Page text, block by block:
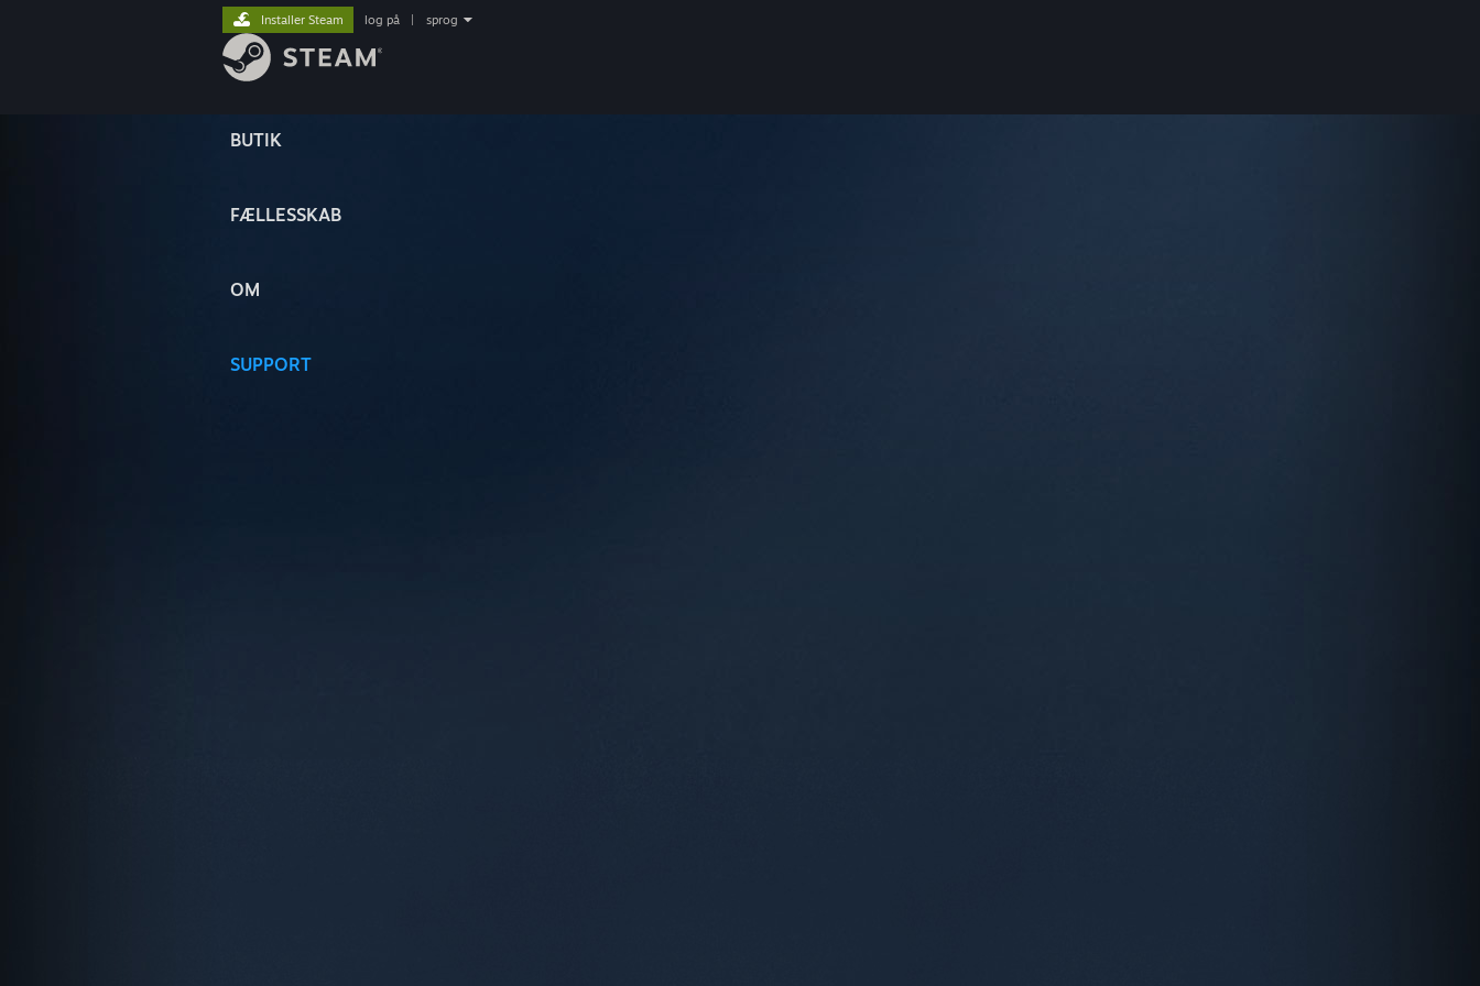
BUTIK
FÆLLESSKAB
OM
SUPPORT
Installer Steam log på sprog